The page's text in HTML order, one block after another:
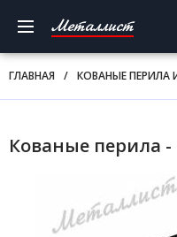
Металлист
ГЛАВНАЯ / КОВАНЫЕ ПЕРИЛА
Кованые перила -